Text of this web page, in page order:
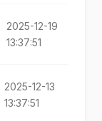
2025-12-19
13:37:51
2025-12-13
13:37:51